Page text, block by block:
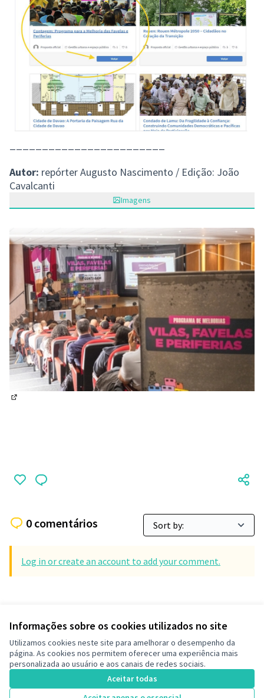
Informações sobre os cookies utilizados no site
Utilizamos cookies neste site para amelhorar o desempenho da
página. As cookies nos permitem oferecer uma experiência mais
personalizada ao usuário e aos canais de redes sociais.
Aceitar todas
Autor: repórter Augusto Nascimento / Edição: João
Cavalcanti
Imagens
0 comentários
Log in or create an account to add your comment.
Termos de serviço
Configurações de cookies
Decide Contagem no Instagram
(Link externo)